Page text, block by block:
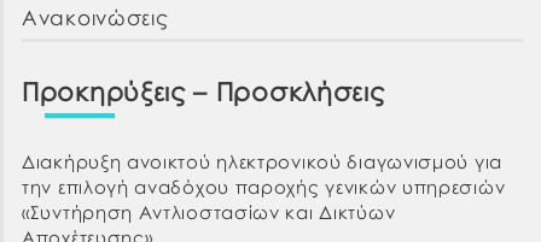
Ανακοινώσεις
Προκηρύξεις – Προσκλήσεις
Διακήρυξη ανοικτού ηλεκτρονικού διαγωνισμού για
την επιλογή αναδόχου παροχής γενικών υπηρεσιών
«Συντήρηση Αντλιοστασίων και Δικτύων
Αποχέτευσης»